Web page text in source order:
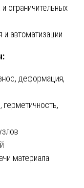
ограничительных
и автоматизации
деформация,
материала